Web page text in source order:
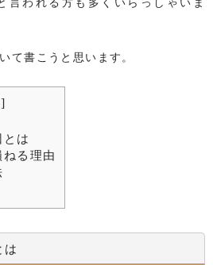
言われる方も多くいらっしゃいま
て書こうと思います。
]
は
る理由
は